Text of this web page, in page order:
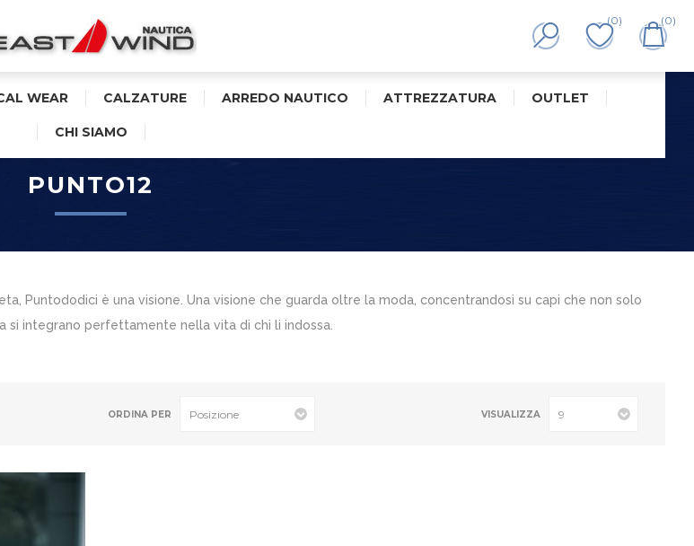
(0) (0)
WEAR CALZATURE ARREDO NAUTICO ATTREZZATURA OUTLET
CHI SIAMO
PUNTO12
Puntododici è una visione. Una visione che guarda oltre la moda, concentrandosi su capi che non solo
si integrano perfettamente nella vita di chi li indossa.
ORDINA PER VISUALIZZA